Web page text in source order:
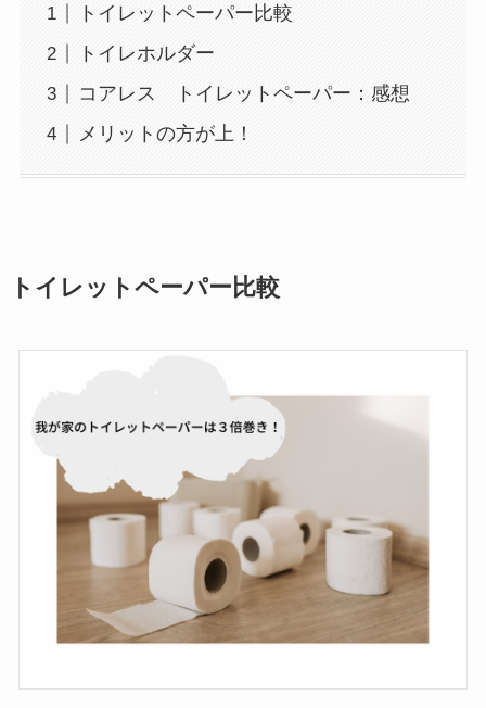
トイレットペーパー比較
トイレホルダー
コアレス トイレットペーパー：感想
メリットの方が上！
トイレットペーパー比較